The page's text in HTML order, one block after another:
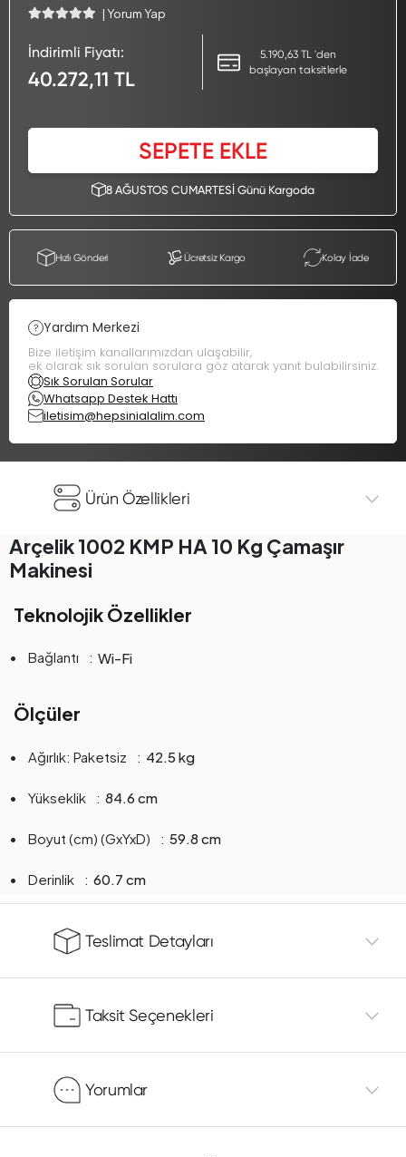
| Yorum Yap
İndirimli Fiyatı:
40.272,11 TL
5.190,63 TL 'den
başlayan taksitlerle
SEPETE EKLE
8 AĞUSTOS CUMARTESİ Günü Kargoda
Hızlı Gönderi Ücretsiz Kargo Kolay İade
Yardım Merkezi
Bize iletişim kanallarımızdan ulaşabilir,
ek olarak sık sorulan sorulara göz atarak yanıt bulabilirsiniz.
Sık Sorulan Sorular
Whatsapp Destek Hattı
iletisim@hepsinialalim.com
Ürün Özellikleri
Arçelik 1002 KMP HA 10 Kg Çamaşır
Makinesi
Teknolojik Özellikler
Bağlantı Wi-Fi
Ölçüler
Ağırlık: Paketsiz 42.5 kg
Yükseklik 84.6 cm
Boyut (cm) (GxYxD) 59.8 cm
Derinlik 60.7 cm
Teslimat Detayları
Taksit Seçenekleri
Yorumlar